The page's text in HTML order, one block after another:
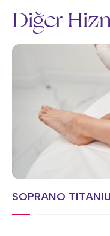
Diğer
SOPRANO